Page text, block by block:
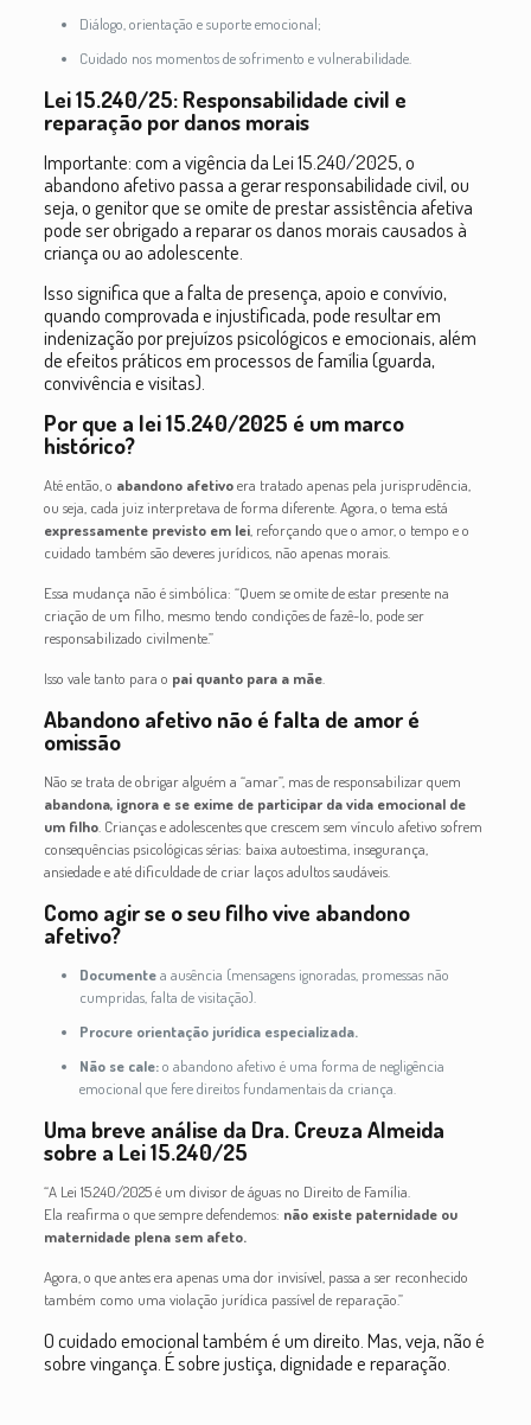
Diálogo, orientação e suporte emocional;
Cuidado nos momentos de sofrimento e vulnerabilidade.
Lei 15.240/25: Responsabilidade civil e
reparação por danos morais
Importante: com a vigência da Lei 15.240/2025, o
abandono afetivo passa a gerar responsabilidade civil, ou
seja, o genitor que se omite de prestar assistência afetiva
pode ser obrigado a reparar os danos morais causados à
criança ou ao adolescente.
Isso significa que a falta de presença, apoio e convívio,
quando comprovada e injustificada, pode resultar em
indenização por prejuízos psicológicos e emocionais, além
de efeitos práticos em processos de família (guarda,
convivência e visitas).
Por que a lei 15.240/2025 é um marco
histórico?
Até então, o abandono afetivoera tratado apenas pela jurisprudência,
ou seja, cada juiz interpretava de forma diferente. Agora, o tema está
expressamente previsto em lei , reforçando que o amor, o tempo e o
cuidado também são deveres jurídicos, não apenas morais.
Essa mudança não é simbólica: “Quem se omite de estar presente na
criação de um filho, mesmo tendo condições de fazê-lo, pode ser
responsabilizado civilmente.”
Isso vale tanto para o pai quanto para a mãe
Abandono afetivo não é falta de amor é
omissão
Não se trata de obrigar alguém a “amar”, mas de responsabilizar quem
abandona, ignora e se exime de participar da vida emocional de
um filho . Crianças e adolescentes que crescem sem vínculo afetivo sofrem
consequências psicológicas sérias: baixa autoestima, insegurança,
ansiedade e até dificuldade de criar laços adultos saudáveis.
Como agir se o seu filho vive abandono
afetivo?
Documentea ausência (mensagens ignoradas, promessas não
cumpridas, falta de visitação).
Procure orientação jurídica especializada.
Não se cale:o abandono afetivo é uma forma de negligência
emocional que fere direitos fundamentais da criança.
Uma breve análise da Dra. Creuza Almeida
sobre a Lei 15.240/25
“A Lei 15.240/2025 é um divisor de águas no Direito de Família.
Ela reafirma o que sempre defendemos: não existe paternidade ou
maternidade plena sem afeto.
Agora, o que antes era apenas uma dor invisível, passa a ser reconhecido
também como uma violação jurídica passível de reparação.”
O cuidado emocional também é um direito. Mas, veja, não é
sobre vingança. É sobre justiça, dignidade e reparação.